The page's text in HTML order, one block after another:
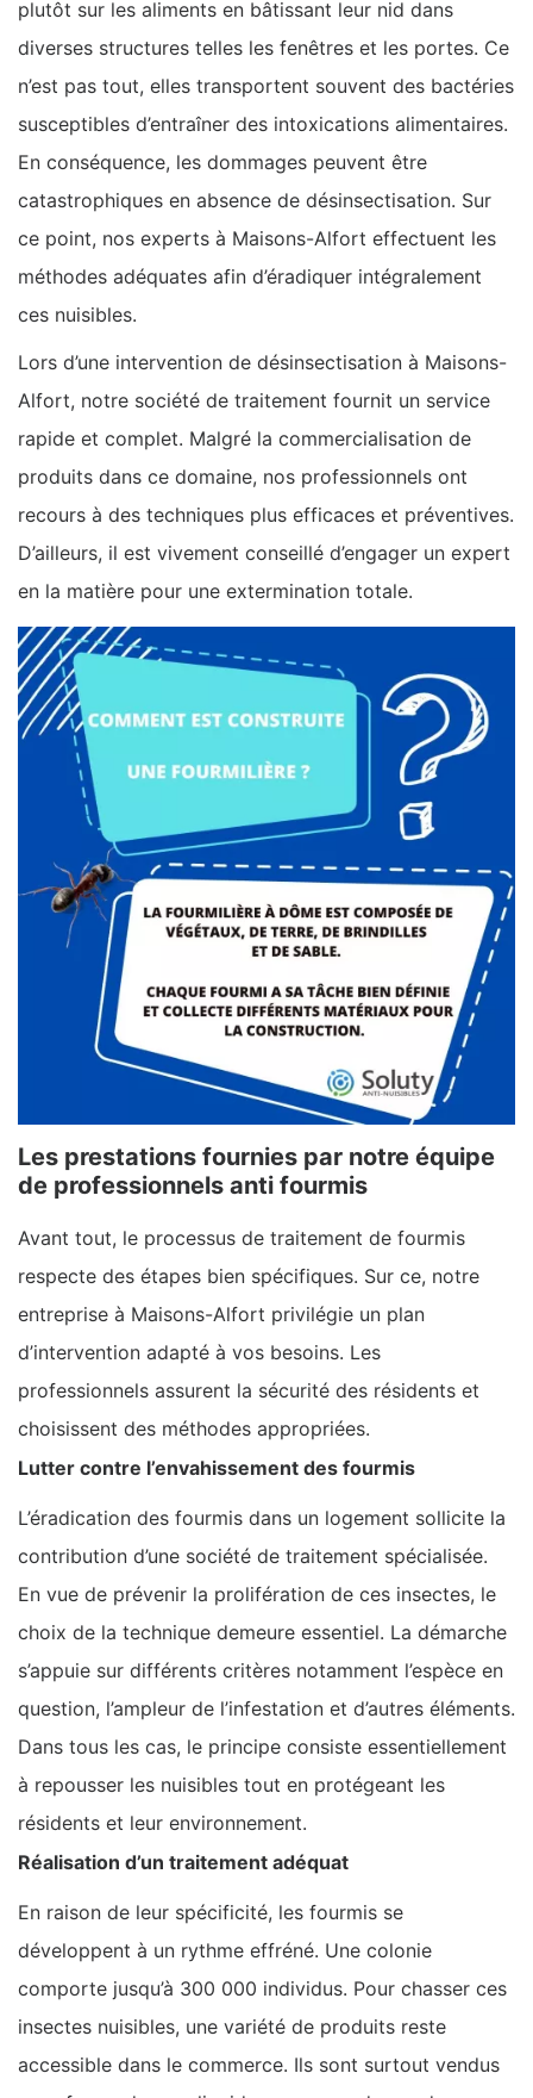
plutôt sur les aliments en bâtissant leur nid dans
diverses structures telles les fenêtres et les portes. Ce
n’est pas tout, elles transportent souvent des bactéries
susceptibles d’entraîner des intoxications alimentaires.
En conséquence, les dommages peuvent être
catastrophiques en absence de désinsectisation. Sur
ce point, nos experts à Maisons-Alfort effectuent les
méthodes adéquates afin d’éradiquer intégralement
ces nuisibles.
Lors d’une intervention de désinsectisation à Maisons-
Alfort, notre société de traitement fournit un service
rapide et complet. Malgré la commercialisation de
produits dans ce domaine, nos professionnels ont
recours à des techniques plus efficaces et préventives.
D’ailleurs, il est vivement conseillé d’engager un expert
en la matière pour une extermination totale.
Les prestations fournies par notre équipe
de professionnels anti fourmis
Avant tout, le processus de traitement de fourmis
respecte des étapes bien spécifiques. Sur ce, notre
entreprise à Maisons-Alfort privilégie un plan
d’intervention adapté à vos besoins. Les
professionnels assurent la sécurité des résidents et
choisissent des méthodes appropriées.
Lutter contre l’envahissement des fourmis
L’éradication des fourmis dans un logement sollicite la
contribution d’une société de traitement spécialisée.
En vue de prévenir la prolifération de ces insectes, le
choix de la technique demeure essentiel. La démarche
s’appuie sur différents critères notamment l’espèce en
question, l’ampleur de l’infestation et d’autres éléments.
Dans tous les cas, le principe consiste essentiellement
à repousser les nuisibles tout en protégeant les
résidents et leur environnement.
Réalisation d’un traitement adéquat
En raison de leur spécificité, les fourmis se
développent à un rythme effréné. Une colonie
comporte jusqu’à 300 000 individus. Pour chasser ces
insectes nuisibles, une variété de produits reste
accessible dans le commerce. Ils sont surtout vendus